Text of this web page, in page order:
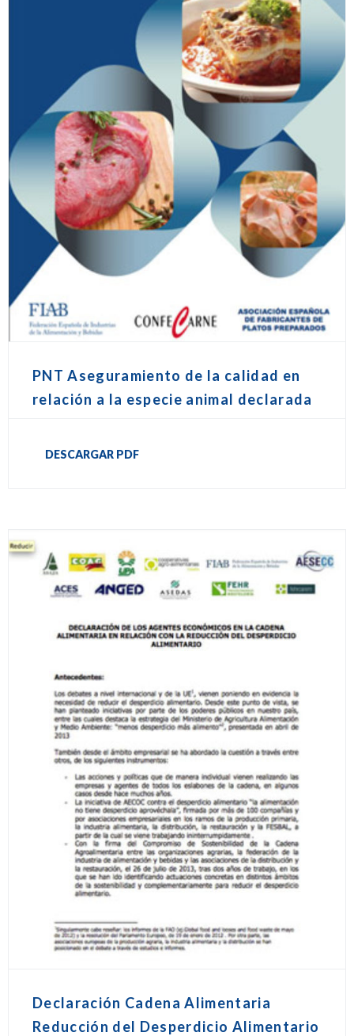
PNT Aseguramiento de la calidad en
relación a la especie animal declarada
DESCARGAR PDF
Declaración Cadena Alimentaria
Reducción del Desperdicio Alimentario